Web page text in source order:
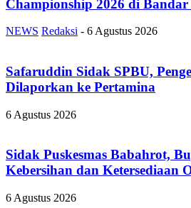
Championship 2026 di
NEWS Redaksi - 6 Agustus 2026
Safaruddin Sidak SPBU,
Dilaporkan ke Pertamina
6 Agustus 2026
Sidak Puskesmas Babahrot,
Kebersihan dan Ketersediaan
6 Agustus 2026